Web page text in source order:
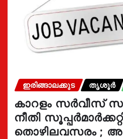
ഇരിങ്ങാലക്കുട തൃശൂർ
കാറളം സർവീസ്
നീതി
തൊഴിലവസരം ;